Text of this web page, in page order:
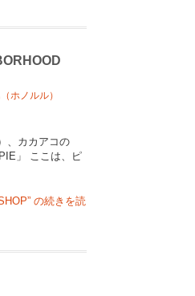
ホノルル）
、カカアコの
」 ここは、ピ
の続きを読